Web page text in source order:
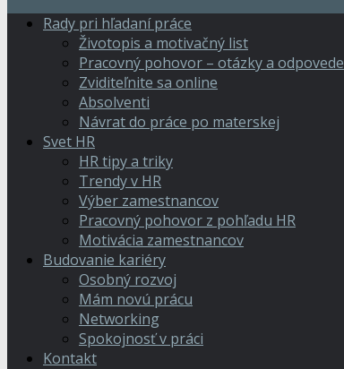
Rady pri hľadaní práce
Životopis a motivačný list
Pracovný pohovor – otázky a odpovede
Zviditeľnite sa online
Absolventi
Návrat do práce po materskej
Svet HR
HR tipy a triky
Trendy v HR
Výber zamestnancov
Pracovný pohovor z pohľadu HR
Motivácia zamestnancov
Budovanie kariéry
Osobný rozvoj
Mám novú prácu
Networking
Spokojnosť v práci
Kontakt